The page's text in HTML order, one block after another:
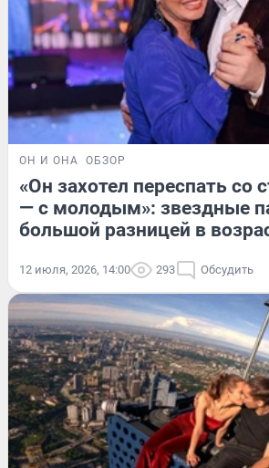
ОН И ОНА ОБЗОР
«Он захотел переспать со
— с молодым»: звездные
большой разницей в
12 июля, 2026, 14:00 293 Обсудить